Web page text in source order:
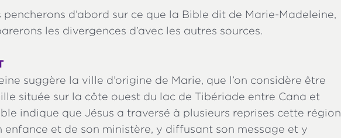
pencherons d’abord sur ce que la Bible dit de Marie-Madeleine,
les divergences d’avec les autres sources.
suggère la ville d’origine de Marie, que l’on considère être
située sur la côte ouest du lac de Tibériade entre Cana et
indique que Jésus a traversé à plusieurs reprises cette région
enfance et de son ministère, y diffusant son message et y